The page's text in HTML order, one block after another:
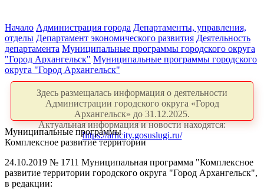
Начало Администрация города Департаменты, управления,
отделы Департамент экономического развития Деятельность
департамента Муниципальные программы городского округа
"Город Архангельск" Муниципальные программы городского
округа "Город Архангельск"
Здесь размещалась информация о деятельности
Администрации городского округа «Город
Архангельск» до 31.12.2025.
Актуальная информация и новости находятся:
https://arhcity.gosuslugi.ru/
Муниципальные программы
Комплексное развитие территории
24.10.2019 № 1711 Муниципальная программа "Комплексное
развитие территории городского округа "Город Архангельск",
в редакции: